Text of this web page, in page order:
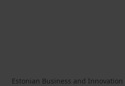
Estonian Business and Innovation